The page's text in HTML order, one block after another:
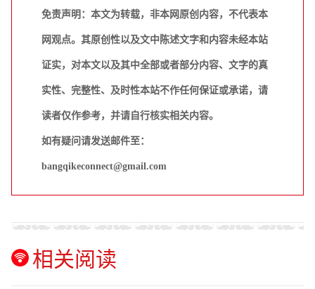
免责声明：本文为转载，非本网原创内容，不代表本
网观点。其原创性以及文中陈述文字和内容未经本站
证实，对本文以及其中全部或者部分内容、文字的真
实性、完整性、及时性本站不作任何保证或承诺，请
读者仅作参考，并请自行核实相关内容。
如有疑问请发送邮件至：
bangqikeconnect@gmail.com
相关阅读